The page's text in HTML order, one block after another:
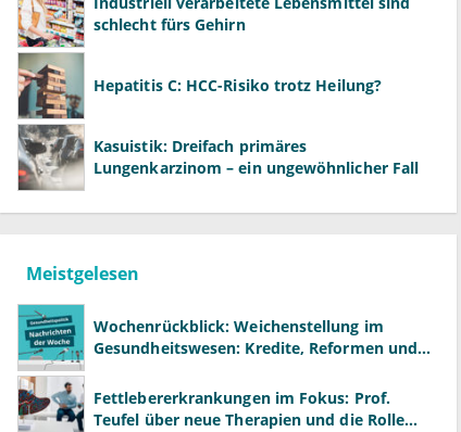
schlecht fürs Gehirn
Hepatitis C: HCC-Risiko trotz Heilung?
Kasuistik: Dreifach primäres
Lungenkarzinom – ein ungewöhnlicher Fall
Meistgelesen
Wochenrückblick: Weichenstellung im
Gesundheitswesen: Kredite, Reformen und
Fettlebererkrankungen im Fokus: Prof.
Teufel über neue Therapien und die Rolle